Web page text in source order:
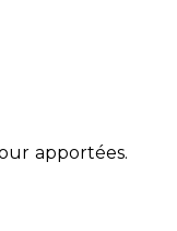
apportées.